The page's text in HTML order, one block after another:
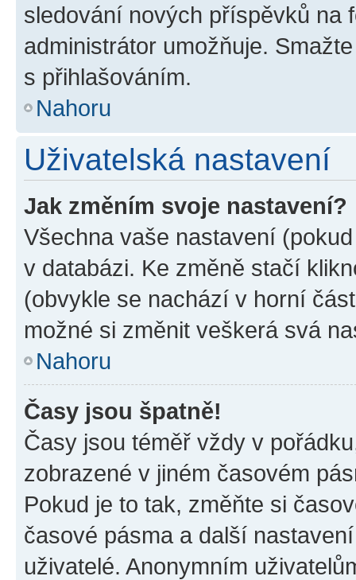
sledování nových příspěvků na
administrátor umožňuje.
s přihlašováním.
Nahoru
Uživatelská nastavení
Jak změním svoje nastavení?
Všechna vaše nastavení
v databázi. Ke změně stačí
(obvykle se nachází v horní
možné si změnit veškerá svá
Nahoru
Časy jsou špatně!
Časy jsou téměř vždy v
zobrazené v jiném časovém
Pokud je to tak, změňte si
časové pásma a další
uživatelé. Anonymním